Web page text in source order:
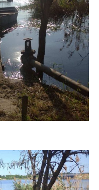
водосховищі впав